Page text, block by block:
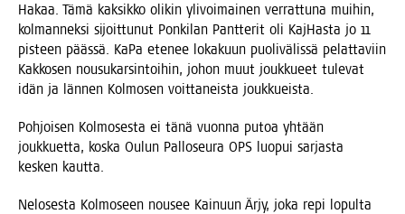
Hakaa. Tämä kak­sik­ko oli­kin yli­voi­mai­nen ver­rat­tu­na mui­hin,
kol­man­nek­si sijoit­tu­nut Pon­ki­lan Pant­te­rit oli Kaj­Has­ta jo 11
pis­teen pääs­sä. KaPa ete­nee loka­kuun puo­li­vä­lis­sä pelat­ta­viin
Kak­ko­sen nousu­kar­sin­toi­hin, johon muut jouk­ku­eet tule­vat
idän ja län­nen Kol­mo­sen voit­ta­neis­ta joukkueista.
Poh­joi­sen Kol­mo­ses­ta ei tänä vuon­na putoa yhtään
jouk­kuet­ta, kos­ka Oulun Pal­lo­seu­ra OPS luo­pui sar­jas­ta
kes­ken kautta.
Nelo­ses­ta Kol­mo­seen nousee Kai­nuun Ärjy, joka repi lopul­ta